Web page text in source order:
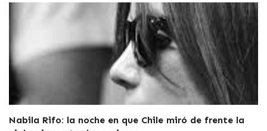
Nabila Rifo: la noche en que Chile miró de frente la